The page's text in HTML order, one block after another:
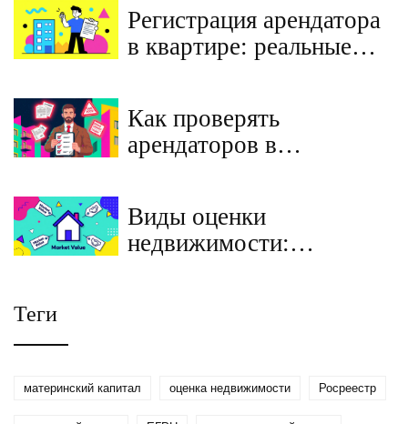
работает
Регистрация арендатора
в квартире: реальные
Как проверять
арендаторов в
риски: пошаговая
инструкция для
Виды оценки
недвижимости:
Теги
материнский капитал оценка недвижимости Росреестр